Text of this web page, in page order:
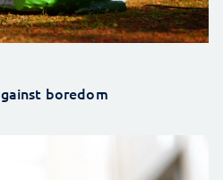
boredom